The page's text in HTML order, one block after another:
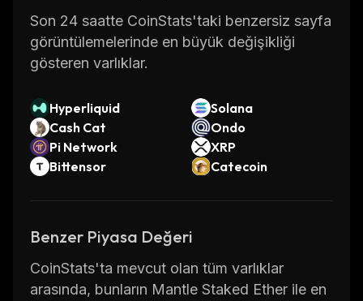
Son 24 saatte CoinStats'taki benzersiz sayfa
görüntülemelerinde en büyük değişikliği
gösteren varlıklar.
Hyperliquid
Solana
Cash Cat
Ondo
Pi Network
XRP
Bittensor
Catecoin
Benzer Piyasa Değeri
CoinStats'ta mevcut olan tüm varlıklar
arasında, bunların Mantle Staked Ether ile en